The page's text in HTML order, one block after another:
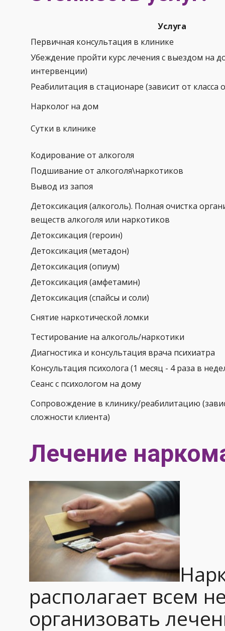
Услуга
Первичная консультация в клинике
Убеждение пройти курс лечения с выездом на
интервенции)
Реабилитация в стационаре (зависит от класса
Нарколог на дом
Сутки в клинике
Кодирование от алкоголя
Подшивание от алкоголя\наркотиков
Вывод из запоя
Детоксикация (алкоголь). Полная очистка
веществ алкоголя или наркотиков
Детоксикация (героин)
Детоксикация (метадон)
Детоксикация (опиум)
Детоксикация (амфетамин)
Детоксикация (спайсы и соли)
Снятие наркотической ломки
Тестирование на алкоголь/наркотики
Диагностика и консультация врача психиатра
Консультация психолога (1 месяц - 4 раза в
Сеанс с психологом на дому
Сопровождение в клинику/реабилитацию
сложности клиента)
Лечение
располагает всем
организовать